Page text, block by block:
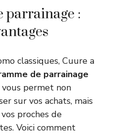
parrainage :
classiques, Cuure a
de parrainage
vous permet non
sur vos achats, mais
proches de
Voici comment